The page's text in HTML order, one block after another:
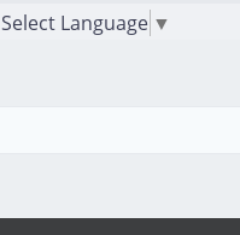
Select Language ▼